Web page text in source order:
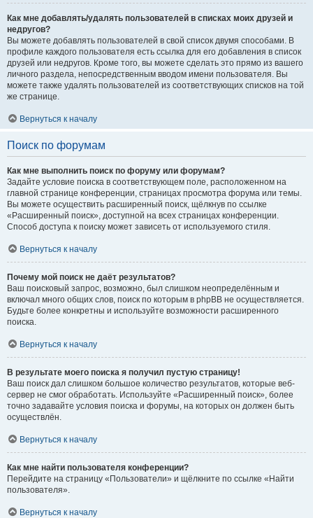
Как мне добавлять/удалять пользователей в списках моих друзей и
недругов?
Вы можете добавлять пользователей в свой список двумя способами. В
профиле каждого пользователя есть ссылка для его добавления в список
друзей или недругов. Кроме того, вы можете сделать это прямо из вашего
личного раздела, непосредственным вводом имени пользователя. Вы
можете также удалять пользователей из соответствующих списков на той
же странице.
Вернуться к началу
Поиск по форумам
Как мне выполнить поиск по форуму или форумам?
Задайте условие поиска в соответствующем поле, расположенном на
главной странице конференции, страницах просмотра форума или темы.
Вы можете осуществить расширенный поиск, щёлкнув по ссылке
«Расширенный поиск», доступной на всех страницах конференции.
Способ доступа к поиску может зависеть от используемого стиля.
Вернуться к началу
Почему мой поиск не даёт результатов?
Ваш поисковый запрос, возможно, был слишком неопределённым и
включал много общих слов, поиск по которым в phpBB не осуществляется.
Будьте более конкретны и используйте возможности расширенного
поиска.
Вернуться к началу
В результате моего поиска я получил пустую страницу!
Ваш поиск дал слишком большое количество результатов, которые веб-
сервер не смог обработать. Используйте «Расширенный поиск», более
точно задавайте условия поиска и форумы, на которых он должен быть
осуществлён.
Вернуться к началу
Как мне найти пользователя конференции?
Перейдите на страницу «Пользователи» и щёлкните по ссылке «Найти
пользователя».
Вернуться к началу